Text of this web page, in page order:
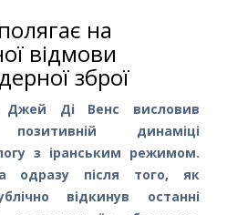
на
відмови
зброї
Джей Ді Венс висловив
динаміці
з іранським режимом.
одразу після того, як
відкинув останні